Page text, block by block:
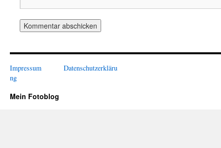
Impressum
Datenschutzerkläru
ng
Mein Fotoblog